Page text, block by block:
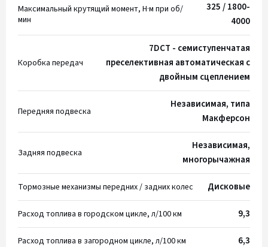
Максимальный крутящий момент, Н·м при об/
мин
325 / 1800-
4000
Коробка передач
7DCT - семиступенчатая
преселективная автоматическая с
двойным сцеплением
Передняя подвеска
Независимая, типа
Макферсон
Задняя подвеска
Независимая,
многорычажная
Тормозные механизмы передних / задних колес Дисковые
Расход топлива в городском цикле, л/100 км 9,3
Расход топлива в загородном цикле, л/100 км 6,3